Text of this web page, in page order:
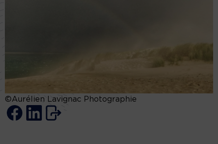
©Aurélien Lavignac Photographie